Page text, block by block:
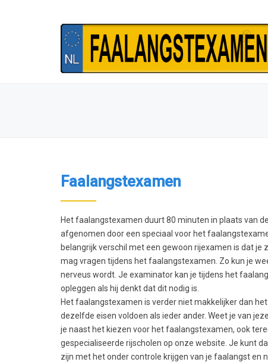
Faalangstexamen
Het faalangstexamen duurt 80 minuten in plaats van
afgenomen door een speciaal voor het
belangrijk verschil met een gewoon rijexamen is dat
mag vragen tijdens het faalangstexamen. Zo kun je
nerveus wordt. Je examinator kan je tijdens het
opleggen als hij denkt dat dit nodig is.
Het faalangstexamen is verder niet makkelijker dan
dezelfde eisen voldoen als ieder ander. Weet je van
je naast het kiezen voor het faalangstexamen, ook
gespecialiseerde rijscholen op onze website. Je kunt
zijn met het onder controle krijgen van je faalangst en